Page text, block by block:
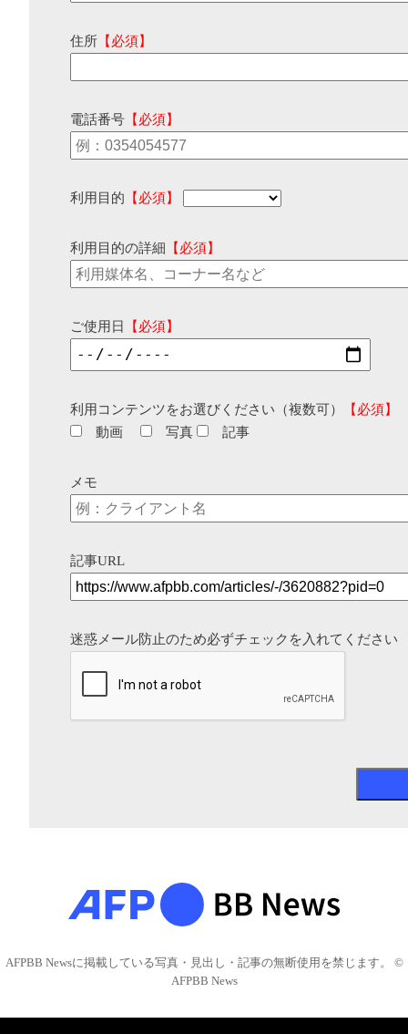
住所 【必須】
電話番号 【必須】
利用目的 【必須】
利用目的の詳細 【必須】
ご使用日 【必須】
利用コンテンツをお選びください（複数可）
【必須】
動画
写真 記事
メモ
記事URL
迷惑メール防止のため必ずチェックを入れてください
AFPBB Newsに掲載している写真・見出し・記事の無断使用を禁じます。 ©
AFPBB News